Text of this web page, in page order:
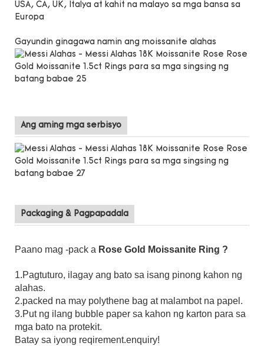
USA, CA, UK, Italya at kahit na malayo sa mga bansa sa
Europa
Gayundin ginagawa namin ang moissanite alahas
Ang aming mga serbisyo
Packaging & Pagpapadala
Paano mag -pack a Rose Gold Moissanite Ring ?
1.Pagtuturo, ilagay ang bato sa isang pinong kahon ng
alahas.
2.packed na may polythene bag at malambot na papel.
3.Put ng ilang bubble paper sa kahon ng karton para sa
mga bato na protekit.
Batay sa iyong reqirement.enquiry!